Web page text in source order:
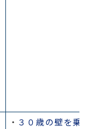
３０歳の壁を乗